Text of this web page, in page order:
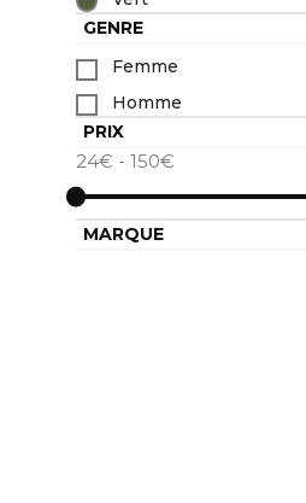
GENRE
Femme
Homme
PRIX
24€ - 150€
MARQUE